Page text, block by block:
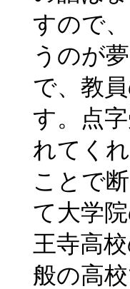
すので
うのが
で、教
す。点
れてく
ことで
て大学
王寺高
般の高